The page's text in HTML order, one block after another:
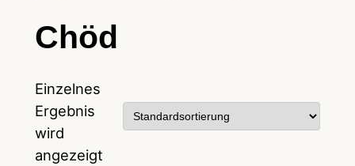
Chöd
Einzelnes
Ergebnis
wird
angezeigt